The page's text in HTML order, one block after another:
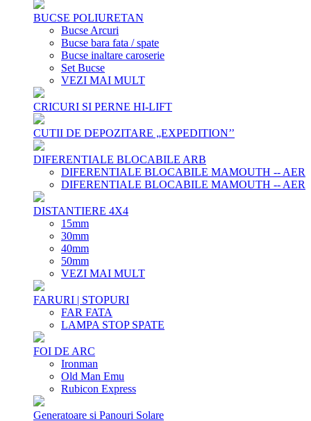
BUCSE POLIURETAN
Bucse Arcuri
Bucse bara fata / spate
Bucse inaltare caroserie
Set Bucse
VEZI MAI MULT
CRICURI SI PERNE HI-LIFT
CUTII DE DEPOZITARE „EXPEDITION’’
DIFERENTIALE BLOCABILE ARB
DIFERENTIALE BLOCABILE MAMOUTH -- AER
DIFERENTIALE BLOCABILE MAMOUTH -- AER
DISTANTIERE 4X4
15mm
30mm
40mm
50mm
VEZI MAI MULT
FARURI | STOPURI
FAR FATA
LAMPA STOP SPATE
FOI DE ARC
Ironman
Old Man Emu
Rubicon Express
Generatoare si Panouri Solare